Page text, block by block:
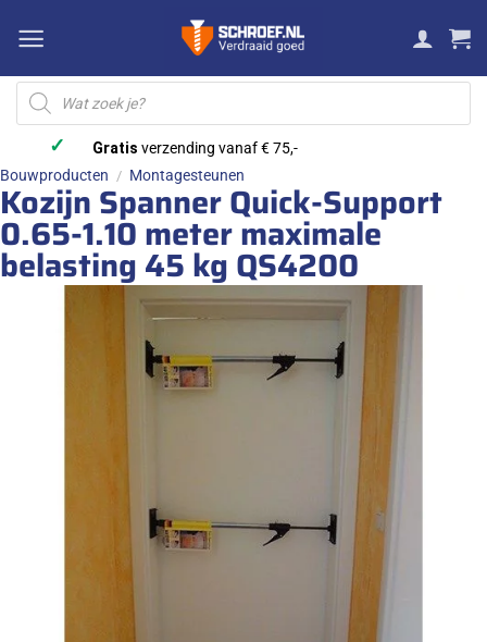
naar
inhoud
Producten
zoeken
✓ Gratis verzending vanaf € 75,-
Bouwproducten / Montagesteunen
Kozijn Spanner Quick-Support
0.65-1.10 meter maximale
belasting 45 kg QS4200